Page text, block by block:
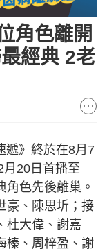
角色離開
經典 2老
遞》終於在8月7
月20日首播至
角色先後離巢。
豪、陳思圻；接
杜大偉、謝嘉
榛、周梓盈、謝